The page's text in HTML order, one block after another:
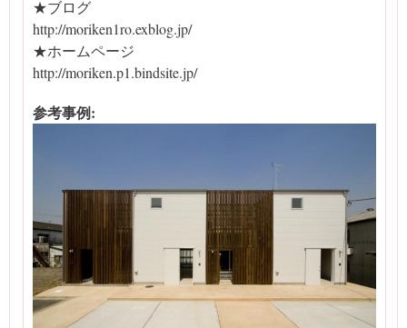
★ブログ
http://moriken1ro.exblog.jp/
★ホームページ
http://moriken.p1.bindsite.jp/
参考事例: